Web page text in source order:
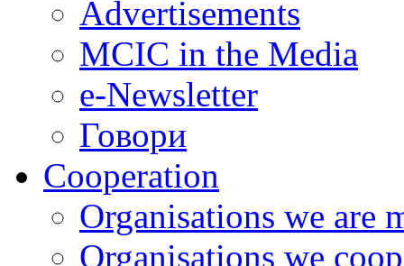
Advertisements
MCIC in the Media
e-Newsletter
Говори
Cooperation
Organisations we are
Organisations we